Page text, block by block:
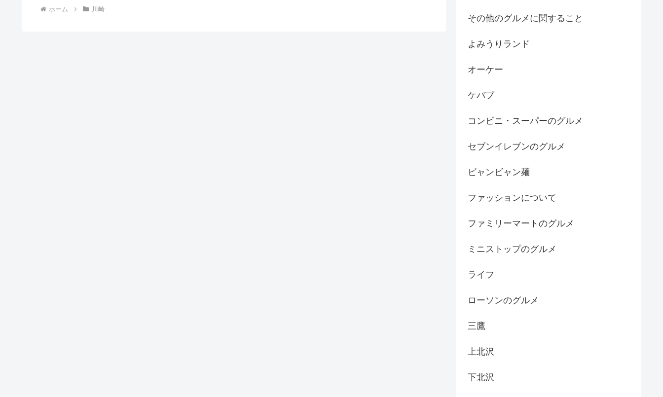
ホーム 川崎
その他のグルメに関すること
よみうりランド
オーケー
ケバブ
コンビニ・スーパーのグルメ
セブンイレブンのグルメ
ビャンビャン麺
ファッションについて
ファミリーマートのグルメ
ミニストップのグルメ
ライフ
ローソンのグルメ
三鷹
上北沢
下北沢